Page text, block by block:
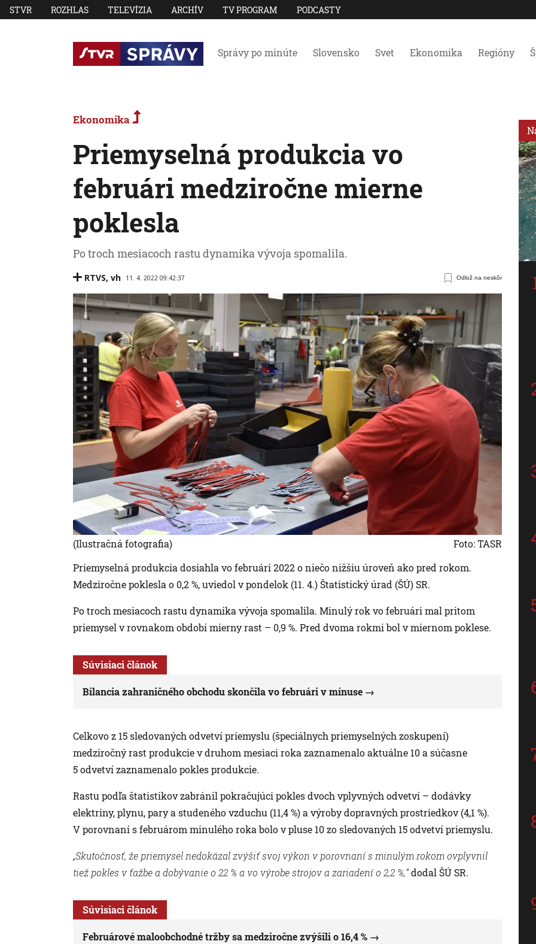
STVR ROZHLAS TELEVÍZIA ARCHÍV TV PROGRAM PODCASTY
Správy po minúte Slovensko Svet Ekonomika Regióny
Ekonomika
Priemyselná produkcia vo
februári medziročne mierne
poklesla
Po troch mesiacoch rastu dynamika vývoja spomalila.
RTVS, vh 11. 4. 2022 09:42:37 Odlož na neskôr
(Ilustračná fotografia)
Foto: TASR
Priemyselná produkcia dosiahla vo februári 2022 o niečo nižšiu úroveň ako pred rokom.
Medziročne poklesla o 0,2 %, uviedol v pondelok (11. 4.) Štatistický úrad (ŠÚ) SR.
Po troch mesiacoch rastu dynamika vývoja spomalila. Minulý rok vo februári mal pritom
priemysel v rovnakom období mierny rast – 0,9 %. Pred dvoma rokmi bol v miernom poklese.
Súvisiaci článok
Bilancia zahraničného obchodu skončila vo februári v mínuse
Celkovo z 15 sledovaných odvetví priemyslu (špeciálnych priemyselných zoskupení)
medziročný rast produkcie v druhom mesiaci roka zaznamenalo aktuálne 10 a súčasne
5 odvetví zaznamenalo pokles produkcie.
Rastu podľa štatistikov zabránil pokračujúci pokles dvoch vplyvných odvetví – dodávky
elektriny, plynu, pary a studeného vzduchu (11,4 %) a výroby dopravných prostriedkov (4,1 %).
V porovnaní s februárom minulého roka bolo v pluse 10 zo sledovaných 15 odvetví priemyslu.
„Skutočnosť, že priemysel nedokázal zvýšiť svoj výkon v porovnaní s minulým rokom ovplyvnil
tiež pokles v ťažbe a dobývanie o 22 % a vo výrobe strojov a zariadení o 2,2 %,“dodal ŠÚ SR.
Súvisiaci článok
Februárové maloobchodné tržby sa medziročne zvýšili o 16,4 %